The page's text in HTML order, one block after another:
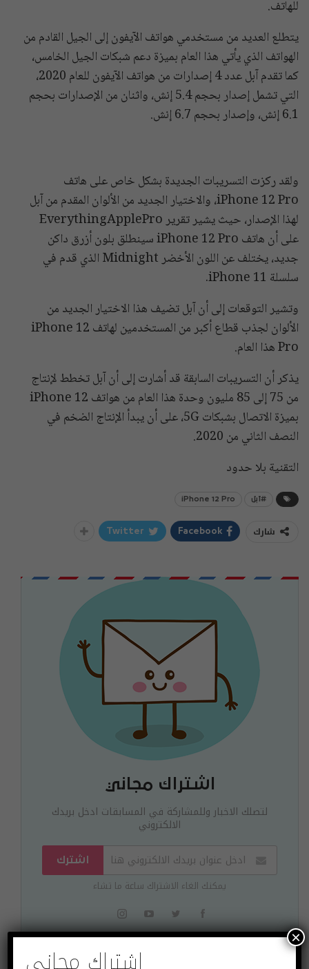
للهاتف.
يتطلع العديد من مستخدمي هواتف الآيفون إلى الجيل القادم من
الهواتف الذي يأتي هذا العام بميزة دعم شبكات الجيل الخامس،
كما تقدم آبل عدد 4 إصدارات من هواتف الآيفون للعام 2020،
التي تشمل إصدار بحجم 5.4 إنش، واثنان من الإصدارات بحجم
6.1 إنش، وإصدار بحجم 6.7 إنش.
ولقد ركزت التسريبات الجديدة بشكل خاص على هاتف
iPhone 12 Pro، والاختيار الجديد من الألوان المقدم من آبل
لهذا الإصدار، حيث يشير تقرير EverythingApplePro
على أن هاتف iPhone 12 Pro سينطلق بلون أزرق داكن
جديد، يختلف عن اللون الأخضر Midnight الذي قدم في
سلسلة iPhone 11.
وتشير التوقعات إلى أن آبل تضيف هذا الاختيار الجديد من
الألوان لجذب قطاع أكبر من المستخدمين لهاتف iPhone 12
Pro هذا العام.
يذكر أن التسريبات السابقة قد أشارت إلى أن آبل تخطط لإنتاج
من 75 إلى 85 مليون وحدة هذا العام من هواتف iPhone 12
بميزة الاتصال بشبكات 5G، على أن يبدأ الإنتاج الضخم في
النصف الثاني من 2020.
التقنية بلا حدود
#آبل iPhone 12 Pro
شارك Facebook
Twitter
اشتراك مجاني
لتصلك الاخبار وللمشاركة في المسابقات ادخل بريدك
الالكتروني
اشترك
يمكنك الغاء الاشتراك ساعة ما تشاء
×